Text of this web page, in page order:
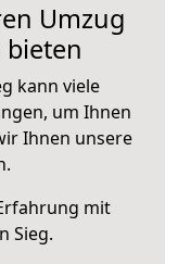
Umzug
bieten
kann viele
um Ihnen
Ihnen unsere
mit
Sieg.